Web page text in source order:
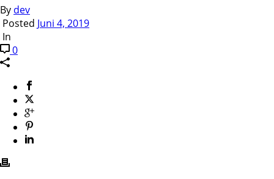
By dev
Posted Juni 4, 2019
In
0